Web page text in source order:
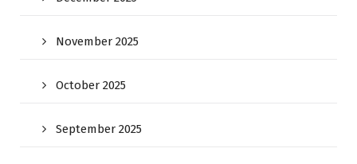
November 2025
October 2025
September 2025